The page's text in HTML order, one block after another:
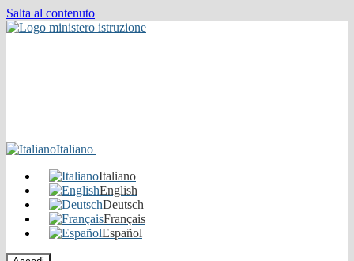
Salta al contenuto
Italiano
Italiano
English
Deutsch
Français
Español